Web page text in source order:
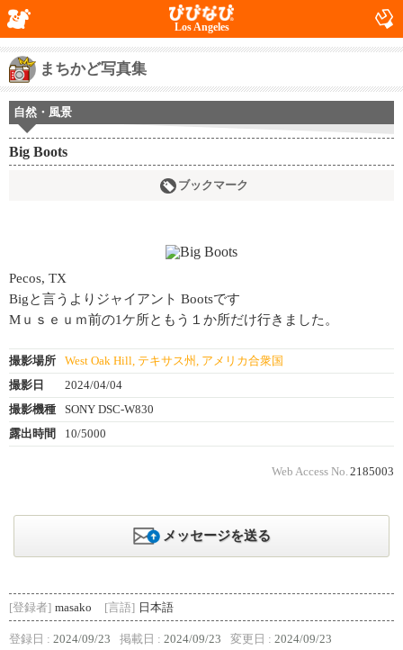
Los Angeles
まちかど写真集
自然・風景
Big Boots
ブックマーク
Pecos, TX
Bigと言うよりジャイアント Bootsです
Mｕｓｅｕｍ前の1ケ所ともう１か所だけ行きました。
撮影場所
West Oak Hill, テキサス州, アメリカ合衆国
撮影日
2024/04/04
撮影機種
SONY DSC-W830
露出時間
10/5000
Web Access No. 2185003
メッセージを送る
[登録者] masako [言語] 日本語
登録日 : 2024/09/23 掲載日 : 2024/09/23 変更日 : 2024/09/23